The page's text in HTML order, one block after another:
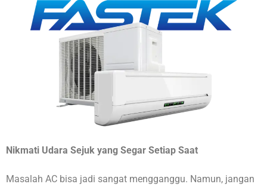
Nikmati Udara Sejuk yang Segar Setiap Saat
Masalah AC bisa jadi sangat mengganggu. Namun, jangan